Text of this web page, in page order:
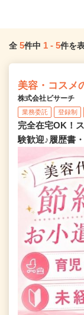
全 5件中 1 - 5件を
美容・コスメ
株式会社ビサーチ
業務委託 登録制
完全在宅OK！
験歓迎♪履歴書